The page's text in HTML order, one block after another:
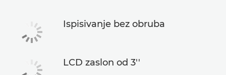
Ispisivanje bez obruba
LCD zaslon od 3''